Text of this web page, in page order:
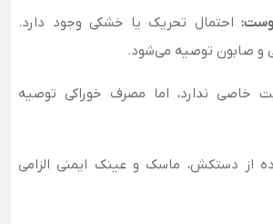
احتمال تحریک یا خشکی وجود دارد.
و صابون توصیه می‌شود.
خاصی ندارد، اما مصرف خوراکی توصیه
از دستکش، ماسک و عینک ایمنی الزامی